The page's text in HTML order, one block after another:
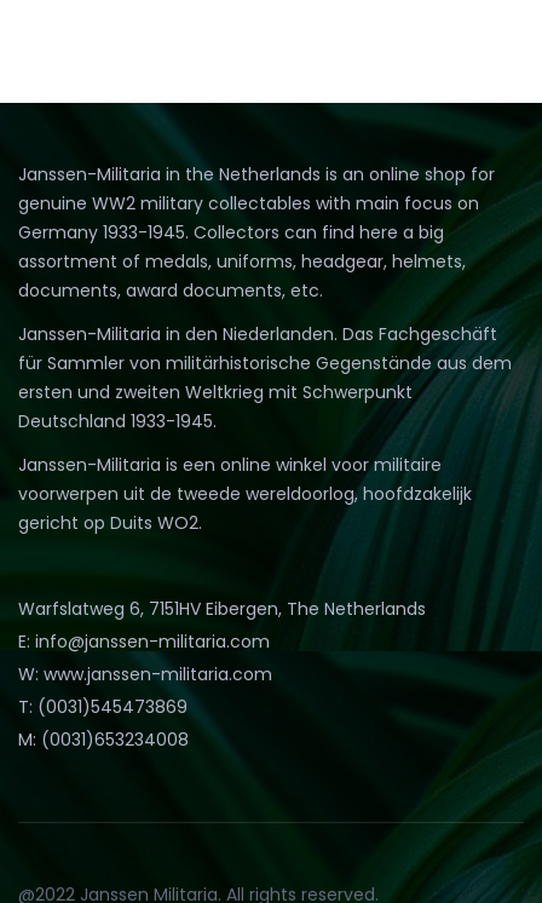
Janssen-Militaria in the Netherlands is an online shop for
genuine WW2 military collectables with main focus on
Germany 1933-1945. Collectors can find here a big
assortment of medals, uniforms, headgear, helmets,
documents, award documents, etc.
Janssen-Militaria in den Niederlanden. Das Fachgeschäft
für Sammler von militärhistorische Gegenstände aus dem
ersten und zweiten Weltkrieg mit Schwerpunkt
Deutschland 1933-1945.
Janssen-Militaria is een online winkel voor militaire
voorwerpen uit de tweede wereldoorlog, hoofdzakelijk
gericht op Duits WO2.
Warfslatweg 6, 7151HV Eibergen, The Netherlands
E: info@janssen-militaria.com
W: www.janssen-militaria.com
T: (0031)545473869
M: (0031)653234008
@2022 Janssen Militaria. All rights reserved.